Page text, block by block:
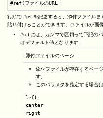
#ref(ファイルのURL)
行頭で #ref を記述すると、添付ファイル
貼り付けることができます。ファイルが画
#ref には、カンマで区切って下記の
はデフォルト値となります。
添付ファイルのページ
添付ファイルが存在するペー
す。
このパラメタを指定する場合
left
center
right